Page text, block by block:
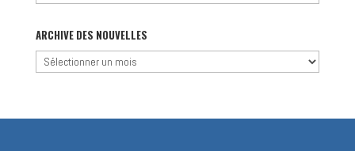
catégorie
ARCHIVE DES NOUVELLES
Archive